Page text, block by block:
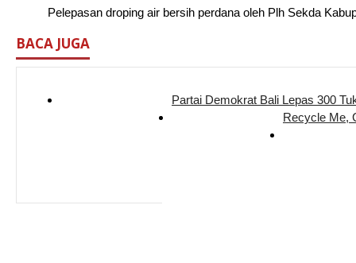
Pelepasan droping air bersih perdana oleh Plh Sekda
BACA JUGA
Partai Demokrat Bali Lepas 300
Recycle Me,